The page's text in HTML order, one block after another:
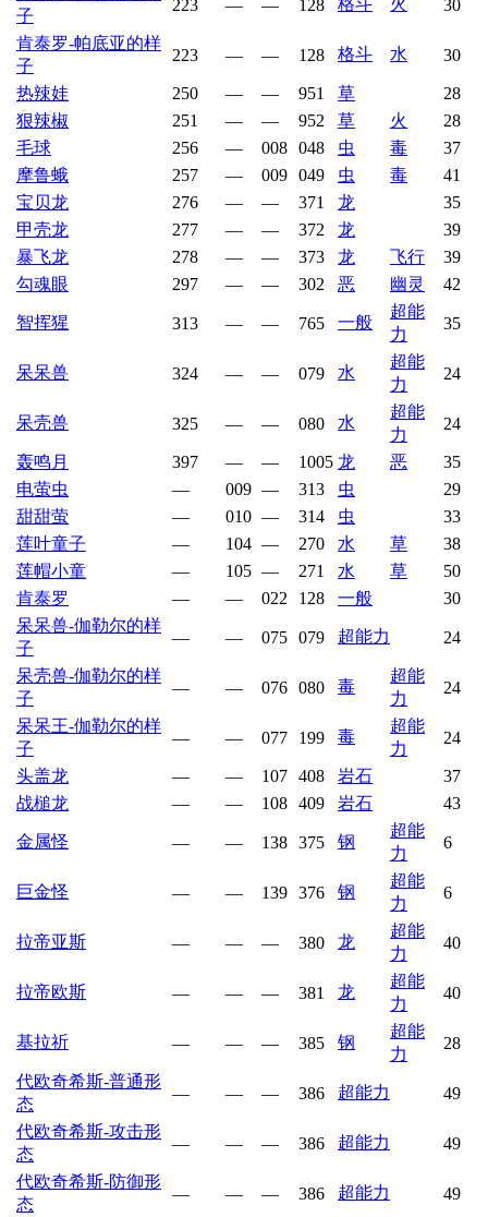
子
223 — — 128 30
肯泰罗-帕底亚的样
子
223 — — 128 格斗 水 30
热辣娃 250 — — 951 草
28
狠辣椒
251 — — 952 草 火
28
毛球
256 — 008 048 虫 毒
37
摩鲁蛾
257 — 009 049 虫 毒
41
宝贝龙
276 — — 371 龙
35
甲壳龙
277 — — 372 龙
39
暴飞龙
278 — — 373 龙 飞行
39
勾魂眼
297 — — 302 恶 幽灵 42
智挥猩 313 — — 765 一般
超能
力
35
呆呆兽 324 — — 079 水
超能
力
24
呆壳兽 325 — — 080 水
超能
力
24
轰鸣月 397 — — 1005 龙 恶
35
电萤虫
— 009 — 313 虫
29
甜甜萤
— 010 — 314 虫
33
莲叶童子
— 104 — 270 水 草
38
莲帽小童
— 105 — 271 水 草
50
肯泰罗
— — 022 128 一般
30
呆呆兽-伽勒尔的样
子
— — 075 079 超能力 24
呆壳兽-伽勒尔的样
子
— — 076 080 毒
超能
力
24
呆呆王-伽勒尔的样
子
— — 077 199 毒
超能
力
24
头盖龙 — — 107 408 岩石
37
战槌龙
— — 108 409 岩石 43
金属怪 — — 138 375 钢
超能
力
6
巨金怪 — — 139 376 钢
超能
力
6
拉帝亚斯 — — — 380 龙
超能
力
40
拉帝欧斯 — — — 381 龙
超能
力
40
基拉祈 — — — 385 钢
超能
力
28
代欧奇希斯-普通形
态
— — — 386 超能力 49
代欧奇希斯-攻击形
态
— — — 386 超能力 49
代欧奇希斯-防御形
态
— — — 386 超能力 49